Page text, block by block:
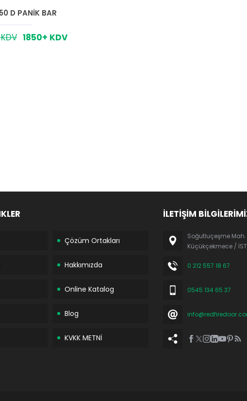
D PANİK BAR
1850+ KDV
Çözüm Ortakları
Hakkımızda
Online Katalog
Blog
KVKK METNİ
İLETİŞİM
Soğutluçeşme
Küçükçekmece /
0 212 557 18 67
0545 134 65 37